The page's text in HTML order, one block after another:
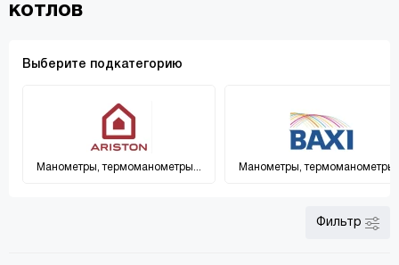
котлов
Выберите подкатегорию
Манометры, термоманометры... Манометры,
Фильтр